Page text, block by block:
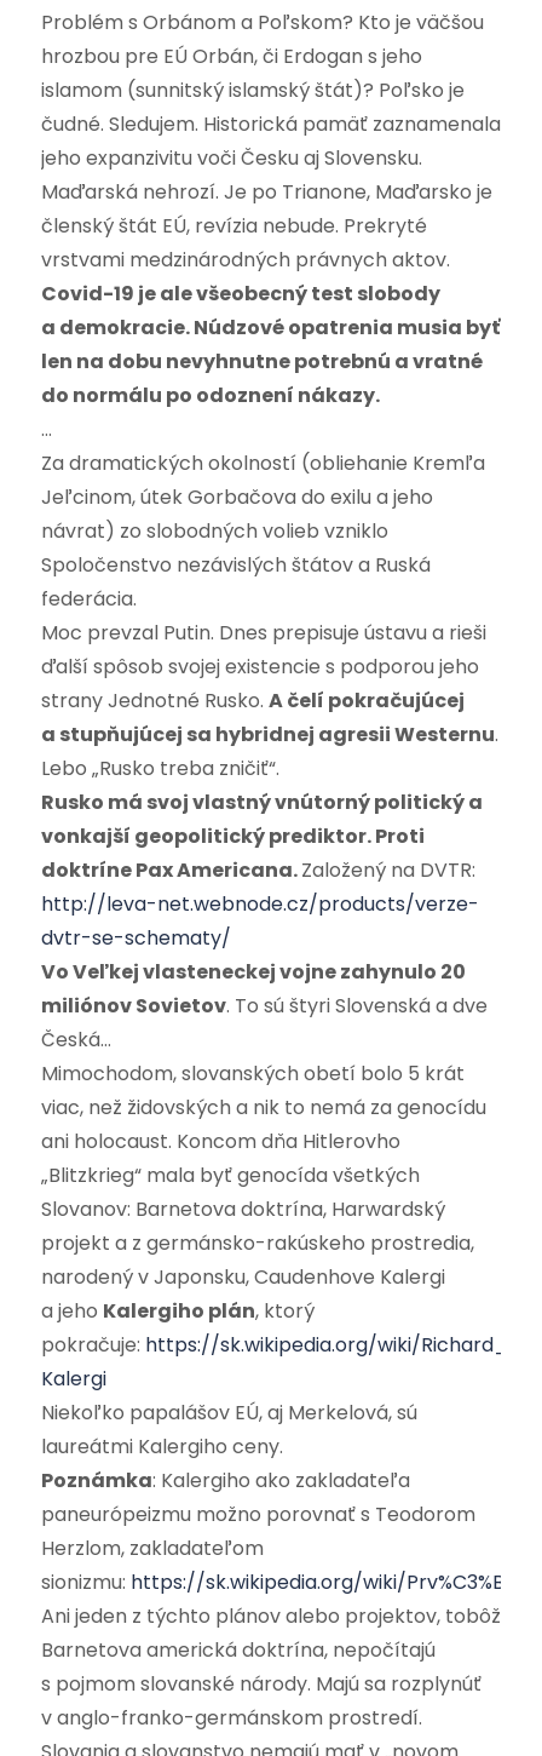
Problém s Orbánom a Poľskom? Kto je väčšou
hrozbou pre EÚ Orbán, či Erdogan s jeho
islamom (sunnitský islamský štát)? Poľsko je
čudné. Sledujem. Historická pamäť zaznamenala
jeho expanzivitu voči Česku aj Slovensku.
Maďarská nehrozí. Je po Trianone, Maďarsko je
členský štát EÚ, revízia nebude. Prekryté
vrstvami medzinárodných právnych aktov.
Covid-19 je ale všeobecný test slobody
a demokracie. Núdzové opatrenia musia byť
len na dobu nevyhnutne potrebnú a vratné
do normálu po odoznení nákazy.
…
Za dramatických okolností (obliehanie Kremľa
Jeľcinom, útek Gorbačova do exilu a jeho
návrat) zo slobodných volieb vzniklo
Spoločenstvo nezávislých štátov a Ruská
federácia.
Moc prevzal Putin. Dnes prepisuje ústavu a rieši
ďalší spôsob svojej existencie s podporou jeho
strany Jednotné Rusko. A čelí pokračujúcej
a stupňujúcej sa hybridnej agresii Westernu.
Lebo „Rusko treba zničiť“.
Rusko má svoj vlastný vnútorný politický a
vonkajší geopolitický prediktor. Proti
doktríne Pax Americana.Založený na DVTR:
http://leva-net.webnode.cz/products/verze-
dvtr-se-schematy/
Vo Veľkej vlasteneckej vojne zahynulo 20
miliónov Sovietov. To sú štyri Slovenská a dve
Česká…
Mimochodom, slovanských obetí bolo 5 krát
viac, než židovských a nik to nemá za genocídu
ani holocaust. Koncom dňa Hitlerovho
„Blitzkrieg“ mala byť genocída všetkých
Slovanov: Barnetova doktrína, Harwardský
projekt a z germánsko-rakúskeho prostredia,
narodený v Japonsku, Caudenhove Kalergi
a jeho Kalergiho plán, ktorý
pokračuje: https://sk.wikipedia.org/wiki/
Kalergi
Niekoľko papalášov EÚ, aj Merkelová, sú
laureátmi Kalergiho ceny.
Poznámka: Kalergiho ako zakladateľa
paneurópeizmu možno porovnať s Teodorom
Herzlom, zakladateľom
sionizmu: https://sk.wikipedia.org/wiki/
Ani jeden z týchto plánov alebo projektov, tobôž
Barnetova americká doktrína, nepočítajú
s pojmom slovanské národy. Majú sa rozplynúť
v anglo-franko-germánskom prostredí.